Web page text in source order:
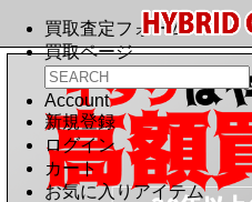
買取査定フォーム
買取ページ
Account
新規登録
ログイン
カート
お気に入りアイテム